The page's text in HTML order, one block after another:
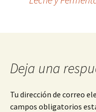
Deja una
Tu dirección de correo
campos obligatorios